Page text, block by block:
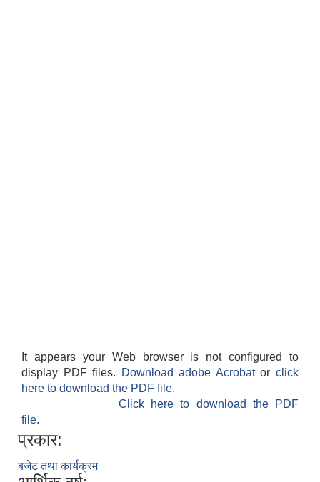
It appears your Web browser is not configured to
display PDF files.
Download adobe Acrobatorclick
here to download the PDF file.
Click here to download the PDF
file.
प्रकार:
बजेट तथा कार्यक्रम